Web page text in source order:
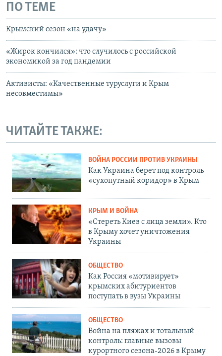
ПО ТЕМЕ
Крымский сезон «на удачу»
«Жирок кончился»: что случилось с российской
экономикой за год пандемии
Активисты: «Качественные туруслуги и Крым
несовместимы»
ЧИТАЙТЕ ТАКЖЕ:
ВОЙНА РОССИИ ПРОТИВ УКРАИНЫ
Как Украина берет под контроль
«сухопутный коридор» в Крым
КРЫМ И ВОЙНА
«Стереть Киев с лица земли». Кто
в Крыму хочет уничтожения
Украины
ОБЩЕСТВО
Как Россия «мотивирует»
крымских абитуриентов
поступать в вузы Украины
ОБЩЕСТВО
Война на пляжах и тотальный
контроль: главные вызовы
курортного сезона-2026 в Крыму